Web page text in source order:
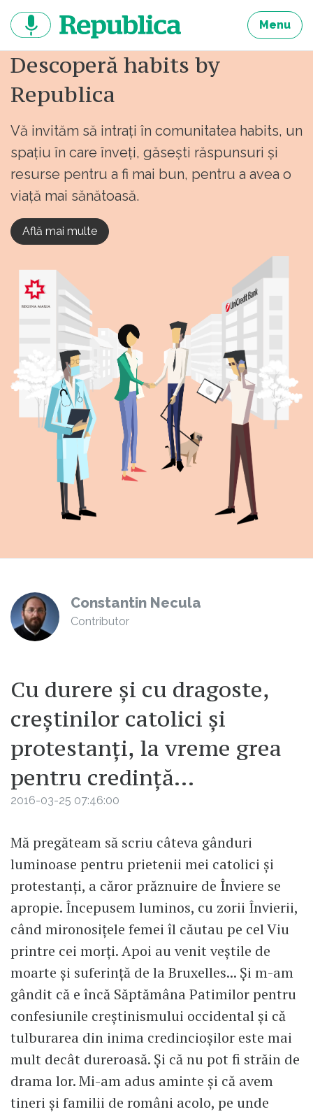
continut
Menu
Descoperă habits by
Republica
Vă invităm să intrați în comunitatea habits, un
spațiu în care înveți, găsești răspunsuri și
resurse pentru a fi mai bun, pentru a avea o
viață mai sănătoasă.
Află mai multe
Constantin Necula
Contributor
Cu durere și cu dragoste,
creștinilor catolici și
protestanți, la vreme grea
pentru credință...
2016-03-25 07:46:00
Mă pregăteam să scriu câteva gânduri
luminoase pentru prietenii mei catolici și
protestanți, a căror prăznuire de Înviere se
apropie. Începusem luminos, cu zorii Învierii,
când mironosițele femei îl căutau pe cel Viu
printre cei morți. Apoi au venit veștile de
moarte și suferință de la Bruxelles... Și m-am
gândit că e încă Săptămâna Patimilor pentru
confesiunile creștinismului occidental și că
tulburarea din inima credincioșilor este mai
mult decât dureroasă. Și că nu pot fi străin de
drama lor. Mi-am adus aminte și că avem
tineri și familii de români acolo, pe unde